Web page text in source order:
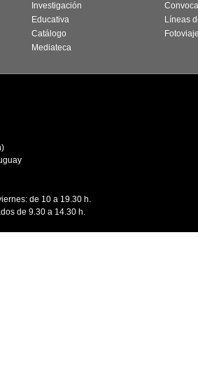
Investigación
Educativa
Catálogo
Mediateca
Líneas
de 10 a 19.30 h.
de 9.30 a 14.30 h.